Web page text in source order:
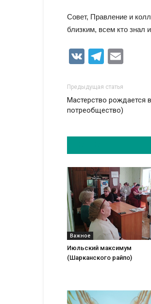
Совет, Правление и
близким, всем кто знал
VK
Предыдущая статья
Мастерство рождается
потреобщество)
Важное
Июльский максимум
(Шарканского райпо)